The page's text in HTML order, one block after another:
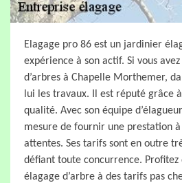
Elagage pro 86 est un jardinier
expérience à son actif. Si vous
d’arbres à Chapelle Morthemer,
lui les travaux. Il est réputé grâce
qualité. Avec son équipe
mesure de fournir une prestation
attentes. Ses tarifs sont en outre
défiant toute concurrence. Profitez
élagage d’arbre à des tarifs pas